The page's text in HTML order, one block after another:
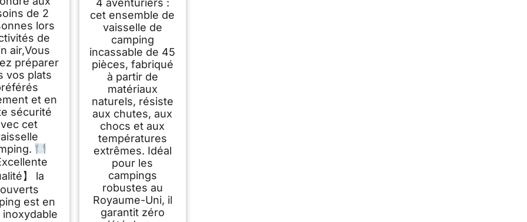
de 2
lors
de
air,Vous
préparer
vos plats
et en
sécurité
cet
】 la
est en
inoxydable
Gobelet et Sac
Eangement,Écologiq
ue,Reutilisable,Incas
sable,Lave-
Vaisselle(Colorés)
4 aventuriers :
cet ensemble de
vaisselle de
camping
incassable de 45
pièces, fabriqué
à partir de
matériaux
naturels, résiste
aux chutes, aux
chocs et aux
températures
extrêmes. Idéal
pour les
campings
robustes au
Royaume-Uni, il
garantit zéro